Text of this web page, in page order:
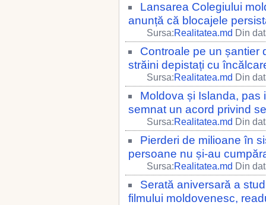
Lansarea Colegiului
anunță că blocajele
Sursa:Realitatea.md Din
Controale pe un șantier
străini depistați cu
Sursa:Realitatea.md Din
Moldova și Islanda, pas
semnat un acord privind
Sursa:Realitatea.md Din
Pierderi de milioane în
persoane nu și-au
Sursa:Realitatea.md Din
Serată aniversară a
filmului moldovenesc,